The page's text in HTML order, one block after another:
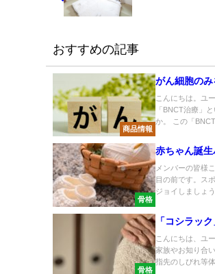
おすすめの記事
商品情報
がん細胞の
こんにちは。ユ
「BNCT治療」
か。 この「
骨格
赤ちゃん誕生
メンバーの皆様
目の前です。ス
ジョイしましょ
骨格
「コシラッ
こんにちは、ユ
家族やお知り合
指先のしびれ等